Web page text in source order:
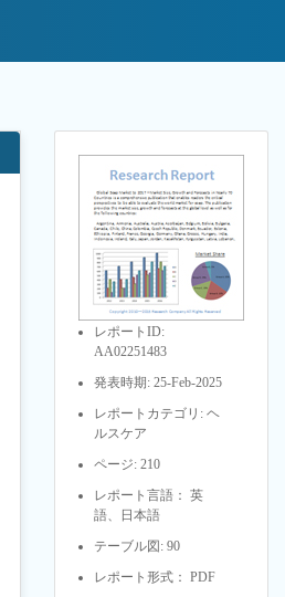
レポートID:
AA02251483
発表時期: 25-Feb-2025
レポートカテゴリ: ヘ
ルスケア
ページ: 210
レポート言語： 英
語、日本語
テーブル図: 90
レポート形式： PDF